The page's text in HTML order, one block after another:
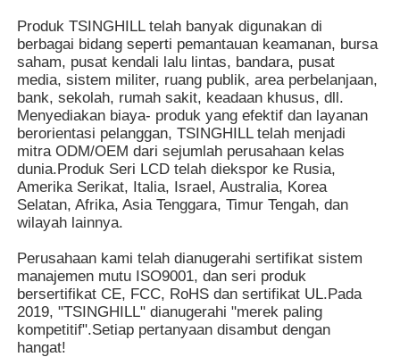
Produk TSINGHILL telah banyak digunakan di
berbagai bidang seperti pemantauan keamanan, bursa
saham, pusat kendali lalu lintas, bandara, pusat
media, sistem militer, ruang publik, area perbelanjaan,
bank, sekolah, rumah sakit, keadaan khusus, dll.
Menyediakan biaya- produk yang efektif dan layanan
berorientasi pelanggan, TSINGHILL telah menjadi
mitra ODM/OEM dari sejumlah perusahaan kelas
dunia.Produk Seri LCD telah diekspor ke Rusia,
Amerika Serikat, Italia, Israel, Australia, Korea
Selatan, Afrika, Asia Tenggara, Timur Tengah, dan
wilayah lainnya.
Perusahaan kami telah dianugerahi sertifikat sistem
manajemen mutu ISO9001, dan seri produk
bersertifikat CE, FCC, RoHS dan sertifikat UL.Pada
2019, "TSINGHILL" dianugerahi "merek paling
kompetitif".Setiap pertanyaan disambut dengan
hangat!